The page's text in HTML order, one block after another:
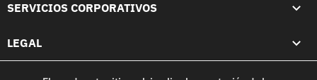
SERVICIOS CORPORATIVOS
LEGAL